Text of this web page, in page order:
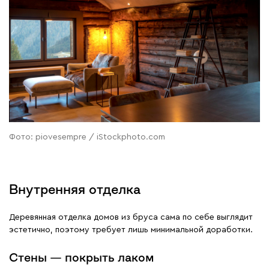
Фото: piovesempre / iStockphoto.com
Внутренняя отделка
Деревянная отделка домов из бруса сама по себе выглядит
эстетично, поэтому требует лишь минимальной доработки.
Стены — покрыть лаком